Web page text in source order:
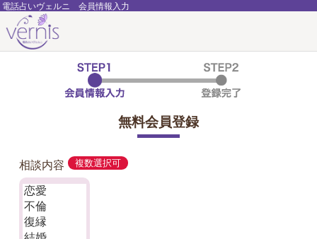
電話占いヴェルニ 会員情報入力
無料会員登録
相談内容 複数選択可